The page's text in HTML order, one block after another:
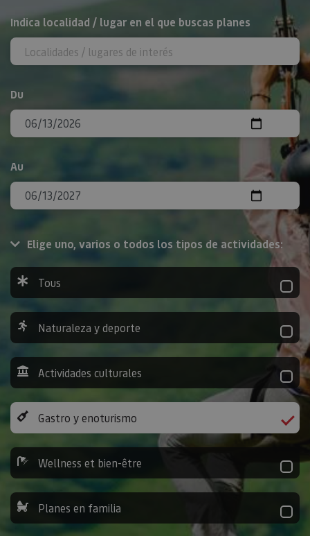
Rechercher
Indica localidad / lugar en el que buscas planes
Du
Au
Elige uno, varios o todos los tipos de actividades:
Tous
Naturaleza y deporte
Actividades culturales
Gastro y enoturismo
Wellness et bien-être
Planes en familia